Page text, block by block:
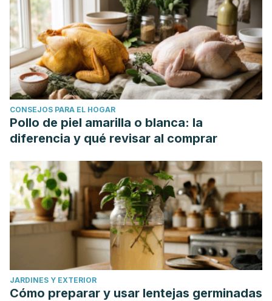
CONSEJOS PARA EL HOGAR
Pollo de piel amarilla o blanca: la
diferencia y qué revisar al comprar
JARDINES Y EXTERIOR
Cómo preparar y usar lentejas germinadas